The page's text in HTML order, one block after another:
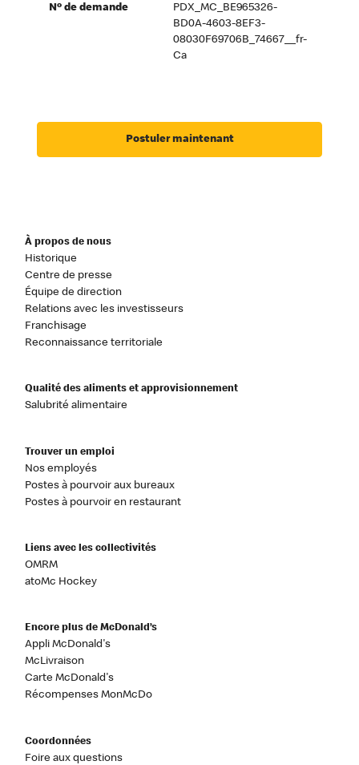
Nº de demande
PDX_MC_BE965326-
BD0A-4603-8EF3-
08030F69706B_74667__fr-
Ca
Postuler maintenant
À propos de nous
Historique
Centre de presse
Équipe de direction
Relations avec les investisseurs
Franchisage
Reconnaissance territoriale
Qualité des aliments et approvisionnement
Salubrité alimentaire
Trouver un emploi
Nos employés
Postes à pourvoir aux bureaux
Postes à pourvoir en restaurant
Liens avec les collectivités
OMRM
atoMc Hockey
Encore plus de McDonald’s
Appli McDonald's
McLivraison
Carte McDonald's
Récompenses MonMcDo
Coordonnées
Foire aux questions